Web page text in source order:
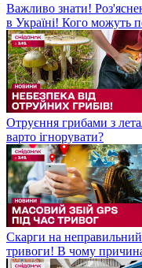
Важливо знати!
в Україні! Кого можуть
Отруєння грибами з
варто ігнорувати?
Скарги на неправильний
тривоги! В чому